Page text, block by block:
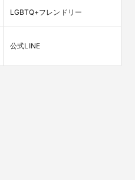
LGBTQ+フレンドリー
公式LINE